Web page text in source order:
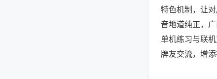
特色机制，让
音地道纯正，
单机练习与联
牌友交流，增